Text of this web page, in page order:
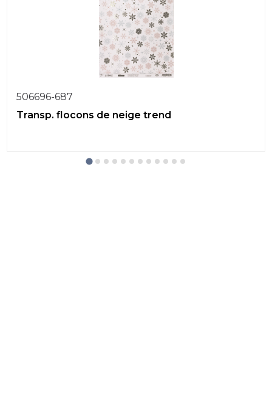
506696-687
Transp. flocons de neige trend